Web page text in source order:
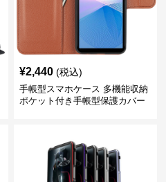
¥2,440 (税込)
手帳型スマホケース 多機能収納
ポケット付き手帳型保護カバー